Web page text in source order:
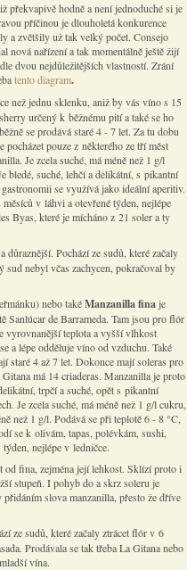
překvapivě hodně a není jednoduché si je
příčinou je dlouholetá konkurence
a zvětšily už tak velký počet. Consejo
nová nařízení a tak momentálně ještě žijí
dvou nejdůležitějších vlastností. Zrání
tento diagram.
než jednu sklenku, aniž by vás víno s 15
určený k běžnému pití a také se ho
se prodává staré 4 - 7 let. Za tu dobu
pouze z některého ze tří měst
Je zcela suché, má méně než 1 g/l
bledé, suché, lehčí a delikátní, s pikantní
se využívá jako ideální aperitiv.
v láhvi a otevřené týden, nejlépe
Byas, které je mícháno z 21 soler a ty
důraznější. Pochází ze sudů, které začaly
nebyl včas zachycen, pokračoval by
nebo takéManzanilla finaje
Sanlúcar de Barrameda. Tam jsou pro flór
teplota a vyšší vlhkost
a lépe odděluje víno od vzduchu. Také
staré 4 až 7 let. Dokonce mají soleras pro
má 14 criaderas. Manzanilla je proto
trpčí a suché, opět s pikantní
Je zcela suché, má méně než 1 g/l cukru,
než 1 g/l. Podává se při teplotě 6 - 8 °C,
se k olivám, tapas, polévkám, sushi,
nejlépe v ledničce.
od fina, zejména její lehkost. Sklízí proto i
stupeň. I pohyb do a skrz soleru je
slova manzanilla, přesto že dříve
ze sudů, které začaly ztrácet flór v 6
Prodávala se tak třeba La Gitana nebo
vína.